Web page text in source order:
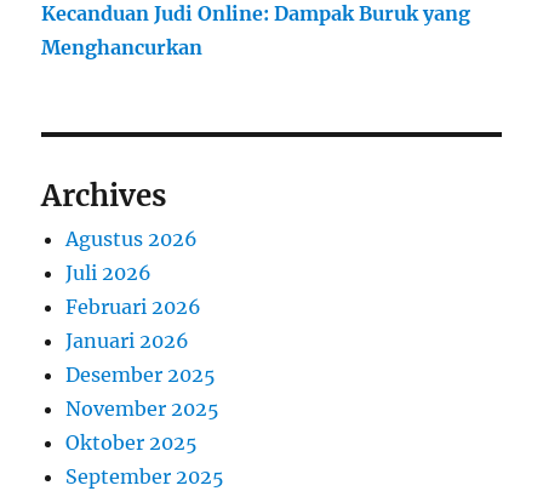
Kecanduan Judi Online: Dampak Buruk yang
Menghancurkan
Archives
Agustus 2026
Juli 2026
Februari 2026
Januari 2026
Desember 2025
November 2025
Oktober 2025
September 2025